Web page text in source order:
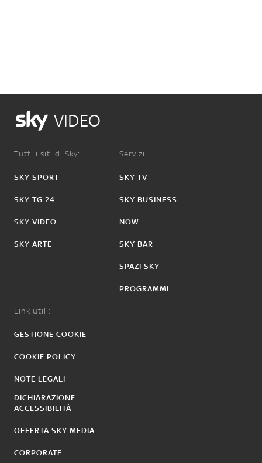
VIDEO
Tutti i siti di Sky:
SKY SPORT
SKY TG 24
SKY VIDEO
SKY ARTE
Servizi:
SKY TV
SKY BUSINESS
NOW
SKY BAR
SPAZI SKY
PROGRAMMI
Link utili:
GESTIONE COOKIE
COOKIE POLICY
NOTE LEGALI
DICHIARAZIONE
ACCESSIBILITÀ
OFFERTA SKY MEDIA
CORPORATE